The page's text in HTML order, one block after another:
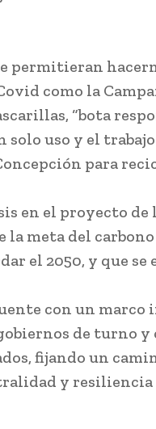
permitieran
como la
“bota
solo uso y el
para
en el proyecto de
la meta del
el 2050, y que se
con un
de turno
fijando un
y resiliencia